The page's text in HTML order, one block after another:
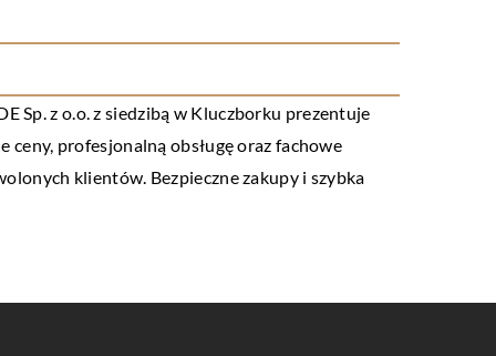
Sp. z o.o. z siedzibą w Kluczborku prezentuje
profesjonalną obsługę oraz fachowe
klientów. Bezpieczne zakupy i szybka